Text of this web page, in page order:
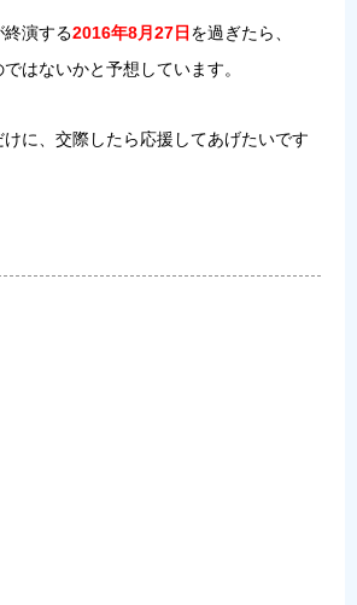
演する2016年8月27日 を過ぎたら、
はないかと予想しています。
に、交際したら応援してあげたいです